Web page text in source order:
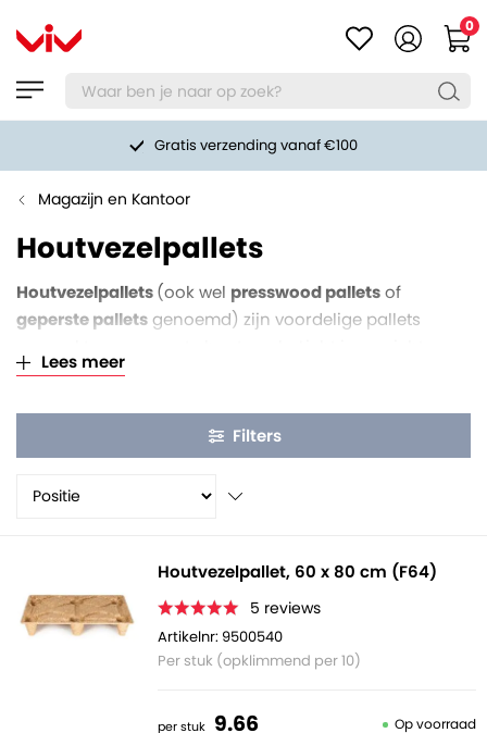
0
Gratis verzending vanaf €100
Magazijn en Kantoor
Houtvezelpallets
Houtvezelpallets(ook wel presswood palletsof
geperste pallets genoemd) zijn voordelige pallets
toch erg sterk. Dankzij de nestbaarheid van deze pallets
beslag dan traditionele pallets. Voordelig én
ruimtebesparend dus.
Lees meer
Filters
Houtvezelpallet, 60 x 80 cm (F64)
5 reviews
Artikelnr: 9500540
Per stuk (opklimmend per 10)
per stuk 9.66 Op voorraad